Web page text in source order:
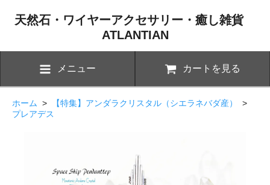
天然石・ワイヤーアクセサリー・癒し雑貨
ATLANTIAN
メニュー カートを見る
ホーム > 【特集】アンダラクリスタル（シエラネバダ産）
>
プレアデス